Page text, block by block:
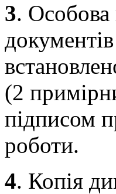
3. Особова
(2
підписом
роботи.
4. Копія